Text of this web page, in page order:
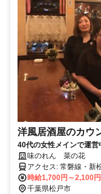
洋風居酒屋のカウ
40代の女性メインで運
齢層が活躍中です！手作
うめたいサラリーマンの
っている楽しい雰囲気の
んな方でもスグに馴染め
味のれん 菜の花
アクセス: 常磐
時給1,700円～2,100円
千葉県松戸市